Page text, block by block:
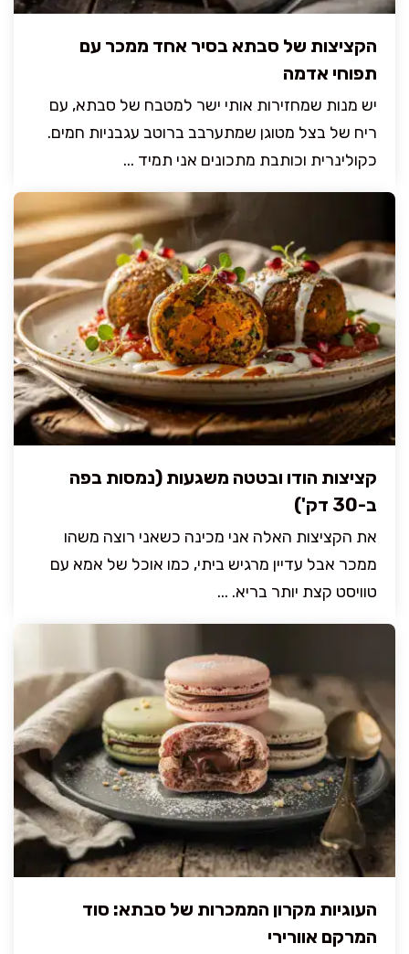
הקציצות של סבתא בסיר אחד ממכר עם
תפוחי אדמה
יש מנות שמחזירות אותי ישר למטבח של סבתא, עם
ריח של בצל מטוגן שמתערבב ברוטב עגבניות חמים.
כקולינרית וכותבת מתכונים אני תמיד ...
קציצות הודו ובטטה משגעות (נמסות בפה
ב-30 דק')
את הקציצות האלה אני מכינה כשאני רוצה משהו
ממכר אבל עדיין מרגיש ביתי, כמו אוכל של אמא עם
טוויסט קצת יותר בריא. ...
העוגיות מקרון הממכרות של סבתא: סוד
המרקם אוורירי